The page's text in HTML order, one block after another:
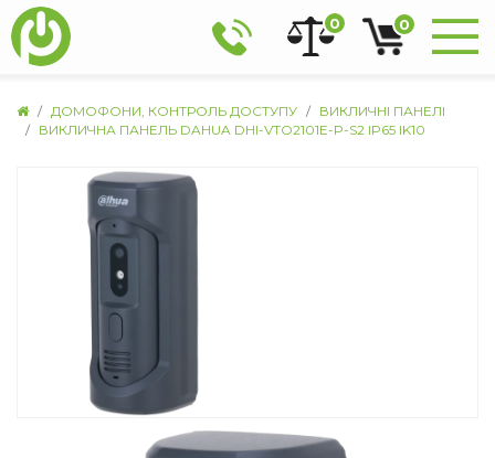
0 0
ДОМОФОНИ, КОНТРОЛЬ ДОСТУПУ
ВИКЛИЧНІ ПАНЕЛІ
ВИКЛИЧНА ПАНЕЛЬ DAHUA DHI-VTO2101E-P-S2 IP65 IK10